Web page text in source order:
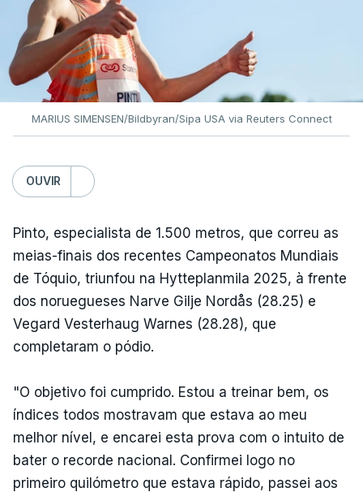
MARIUS SIMENSEN/Bildbyran/Sipa USA via Reuters Connect
OUVIR
Pinto, especialista de 1.500 metros, que correu as
meias-finais dos recentes Campeonatos Mundiais
de Tóquio, triunfou na Hytteplanmila 2025, à frente
dos noruegueses Narve Gilje Nordås (28.25) e
Vegard Vesterhaug Warnes (28.28), que
completaram o pódio.
"O objetivo foi cumprido. Estou a treinar bem, os
índices todos mostravam que estava ao meu
melhor nível, e encarei esta prova com o intuito de
bater o recorde nacional. Confirmei logo no
primeiro quilómetro que estava rápido, passei aos